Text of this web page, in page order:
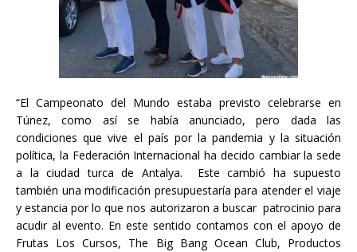
“El Campeonato del Mundo estaba previsto celebrarse en
Túnez, como así se había anunciado, pero dada las
condiciones que vive el país por la pandemia y la situación
política, la Federación Internacional ha decido cambiar la sede
a la ciudad turca de Antalya. Este cambió ha supuesto
también una modificación presupuestaría para atender el viaje
y estancia por lo que nos autorizaron a buscar patrocinio para
acudir al evento. En este sentido contamos con el apoyo de
Frutas Los Cursos, The Big Bang Ocean Club, Productos